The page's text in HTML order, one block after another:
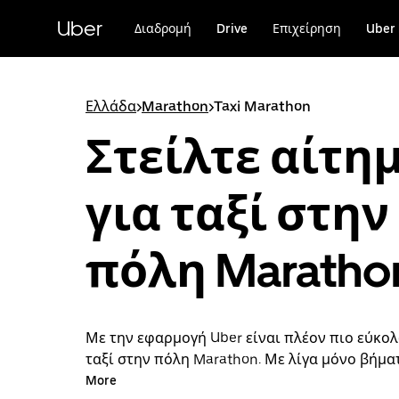
περιεχόμενο
Uber Διαδρομή Drive Επιχείρηση Uber
Ελλάδα>Marathon>Taxi Marathon
Στείλτε
για ταξί στην
πόλη
Με την εφαρμογή Uber είναι πλέον πιο
ταξί στην πόλη Marathon. Με λίγα μόνο
να στείλετε αίτημα για ταξί και να πληρώσετε
More